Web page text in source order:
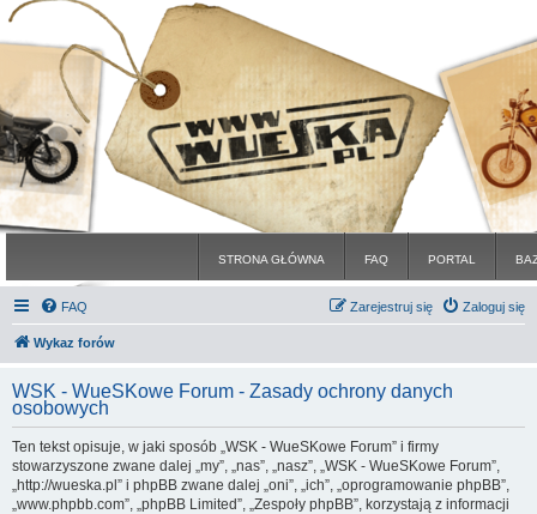
STRONA GŁÓWNA FAQ PORTAL
FAQ Zaloguj się
Zarejestruj się
Wykaz forów
WSK - WueSKowe Forum - Zasady ochrony danych
osobowych
Ten tekst opisuje, w jaki sposób „WSK - WueSKowe Forum” i firmy
stowarzyszone zwane dalej „my”, „nas”, „nasz”, „WSK - WueSKowe Forum”,
„http://wueska.pl” i phpBB zwane dalej „oni”, „ich”, „oprogramowanie phpBB”,
„www.phpbb.com”, „phpBB Limited”, „Zespoły phpBB”, korzystają z informacji